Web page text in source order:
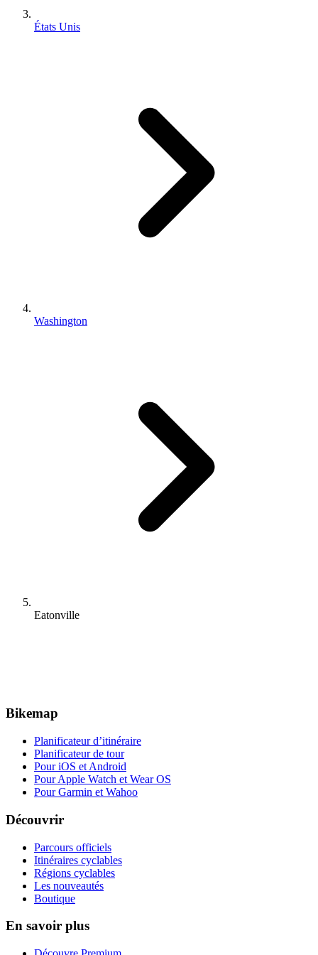
États Unis
Washington
Eatonville
Bikemap
Planificateur d’itinéraire
Planificateur de tour
Pour iOS et Android
Pour Apple Watch et Wear OS
Pour Garmin et Wahoo
Découvrir
Parcours officiels
Itinéraires cyclables
Régions cyclables
Les nouveautés
Boutique
En savoir plus